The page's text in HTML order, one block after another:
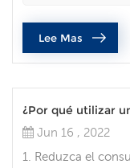
Lee Mas
¿Por qué utilizar
Jun 16 , 2022
1. Reduzca el